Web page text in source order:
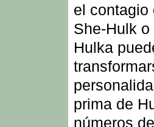
el contagio
She-Hulk
Hulka
prima de
números